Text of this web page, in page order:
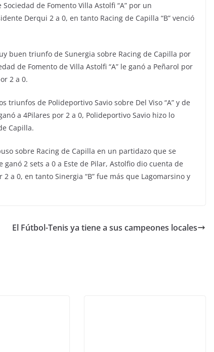
de Fomento Villa Astolfi “A” por un
Derqui 2 a 0, en tanto Racing de Capilla “B” venció
buen triunfo de Sunergia sobre Racing de Capilla por
de Fomento de Villa Astolfi “A” le ganó a Peñarol por
2 a 0.
triunfos de Polideportivo Savio sobre Del Viso “A” y de
a 4Pilares por 2 a 0, Polideportivo Savio hizo lo
Capilla.
sobre Racing de Capilla en un partidazo que se
ganó 2 sets a 0 a Este de Pilar, Astolfio dio cuenta de
2 a 0, en tanto Sinergia “B” fue más que Lagomarsino y
El Fútbol-Tenis ya tiene a sus campeones locales